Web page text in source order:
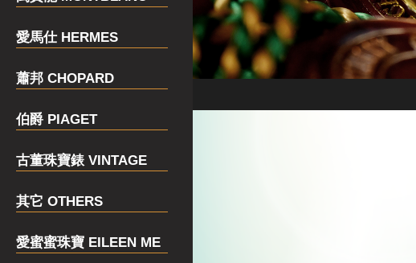
愛馬仕 HERMES
蕭邦 CHOPARD
伯爵 PIAGET
古董珠寶錶 VINTAGE
其它 OTHERS
愛蜜蜜珠寶 EILEEN ME